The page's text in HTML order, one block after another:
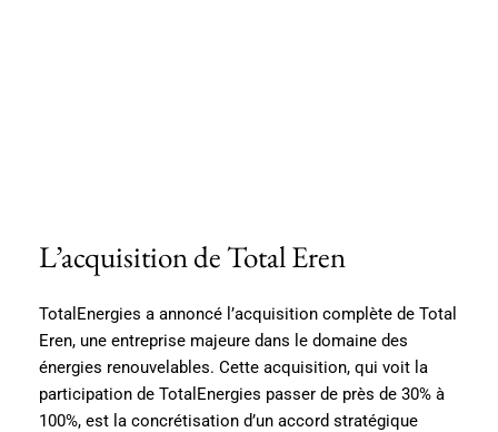
L’acquisition de Total Eren
TotalEnergies a annoncé l’acquisition complète de Total
Eren, une entreprise majeure dans le domaine des
énergies renouvelables. Cette acquisition, qui voit la
participation de TotalEnergies passer de près de 30% à
100%, est la concrétisation d’un accord stratégique